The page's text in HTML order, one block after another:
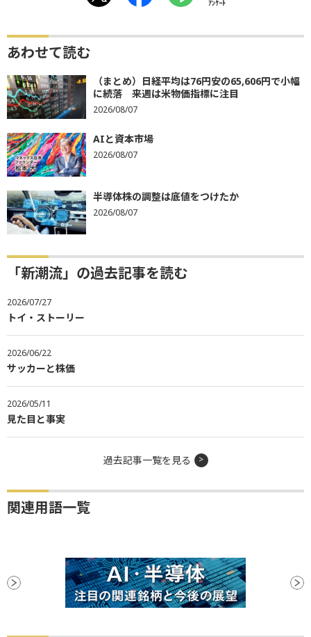
ｱﾝｹｰﾄ
あわせて読む
（まとめ）日経平均は76円安の65,606円で小幅
に続落 来週は米物価指標に注目
2026/08/07
AIと資本市場
2026/08/07
半導体株の調整は底値をつけたか
2026/08/07
「新潮流」の過去記事を読む
2026/07/27
トイ・ストーリー
2026/06/22
サッカーと株価
2026/05/11
見た目と事実
過去記事一覧を見る
関連用語一覧